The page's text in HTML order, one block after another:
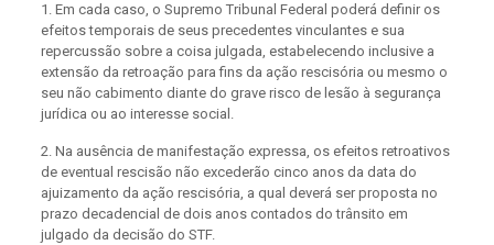
1. Em cada caso, o Supremo Tribunal Federal poderá definir os
efeitos temporais de seus precedentes vinculantes e sua
repercussão sobre a coisa julgada, estabelecendo inclusive a
extensão da retroação para fins da ação rescisória ou mesmo o
seu não cabimento diante do grave risco de lesão à segurança
jurídica ou ao interesse social.
2. Na ausência de manifestação expressa, os efeitos retroativos
de eventual rescisão não excederão cinco anos da data do
ajuizamento da ação rescisória, a qual deverá ser proposta no
prazo decadencial de dois anos contados do trânsito em
julgado da decisão do STF.